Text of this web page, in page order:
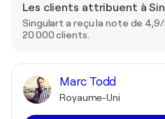
Les clients attribuent à
Singulart a reçu la note de
20 000 clients.
Marc Todd
Royaume-Uni